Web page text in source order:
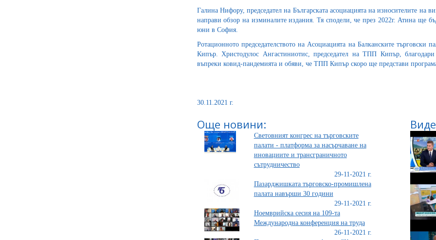
Галина Нифору, председател на Българската асоциацията на износителите на
направи обзор на изминалите издания. Тя сподели, че през 2022г. Атина ще
юни в София.
Ротационното председателството на Асоциацията на Балканските търговски
Кипър. Христодулос Ангастиниотис, председател на ТПП Кипър,
въпреки ковид-пандемията и обяви, че ТПП Кипър скоро ще представи
30.11.2021 г.
Още новини:
Световният конгрес на търговските
палати - платформа за насърчаване на
иновациите и трансграничното
сътрудничество
29-11-2021 г.
Пазарджишката търговско-промишлена
палата навърши 30 години
29-11-2021 г.
Ноемврийска сесия на 109-та
Международна конференция на труда
26-11-2021 г.